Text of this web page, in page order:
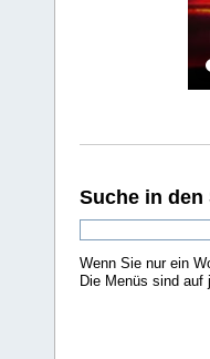
Suche in den
Wenn Sie nur ein
Die Menüs sind auf